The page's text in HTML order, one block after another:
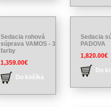
Sedacia rohová
súprava VAMOS - 3
farby
1,359.00€
Do košíka
Sedacia
PADOVA
1,820.00€
Do